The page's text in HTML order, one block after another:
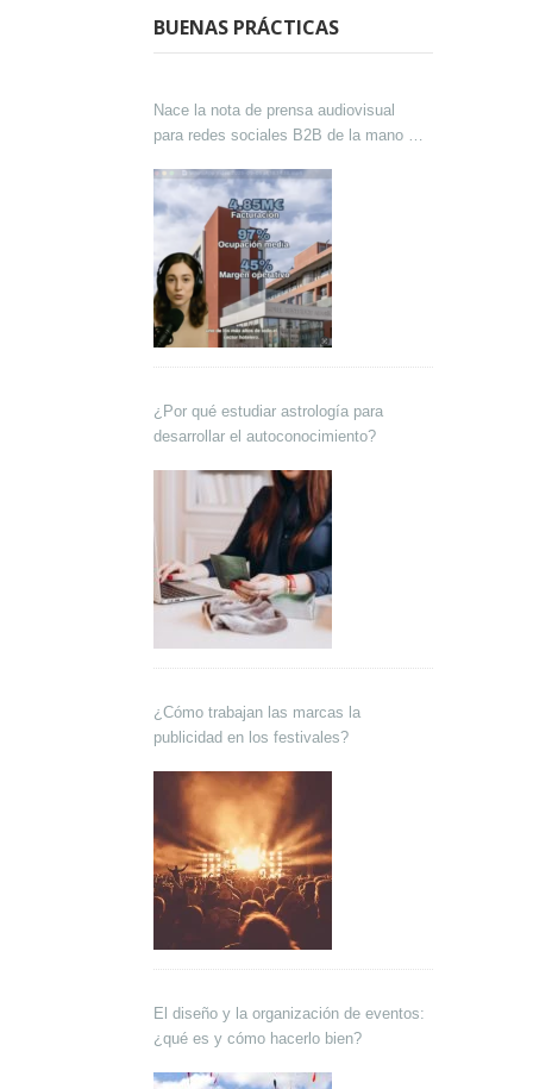
BUENAS PRÁCTICAS
Nace la nota de prensa audiovisual
para redes sociales B2B de la mano de
¿Por qué estudiar astrología para
desarrollar el autoconocimiento?
¿Cómo trabajan las marcas la
publicidad en los festivales?
El diseño y la organización de eventos:
¿qué es y cómo hacerlo bien?